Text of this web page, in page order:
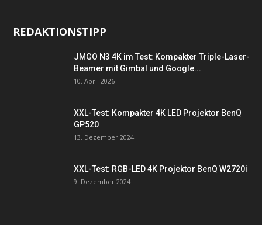
REDAKTIONSTIPP
JMGO N3 4K im Test: Kompakter Triple-Laser-
Beamer mit Gimbal und Google...
10. April 2026
XXL-Test: Kompakter 4K LED Projektor BenQ
GP520
13. Dezember 2024
XXL-Test: RGB-LED 4K Projektor BenQ W2720i
9. Dezember 2024